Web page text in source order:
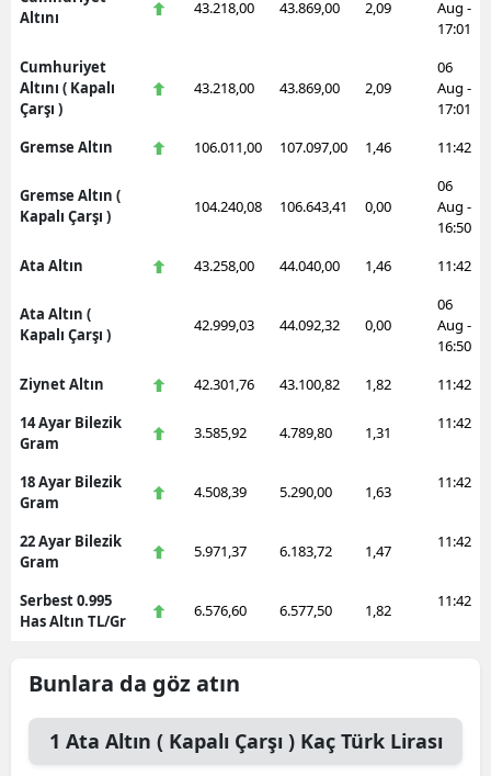
Siirt
Tekirdağ
Tokat
Şanlıurfa
Uşak
Van
Aksaray
Kırıkkale
Altını
43.218,00 43.869,00 2,09
Aug -
17:01
Cumhuriyet
Altını ( Kapalı
Çarşı )
43.218,00 43.869,00 2,09
06
Aug -
17:01
Gremse Altın
106.011,00 107.097,00 1,46 11:42
Gremse Altın (
Kapalı Çarşı )
104.240,08 106.643,41 0,00
06
Aug -
16:50
Ata Altın
43.258,00 44.040,00 1,46 11:42
Ata Altın (
Kapalı Çarşı )
42.999,03 44.092,32 0,00
06
Aug -
16:50
Ziynet Altın
42.301,76 43.100,82 1,82
11:42
14 Ayar Bilezik
Gram
3.585,92 4.789,80 1,31 11:42
18 Ayar Bilezik
Gram
4.508,39 5.290,00 1,63 11:42
22 Ayar Bilezik
Gram
5.971,37 6.183,72 1,47 11:42
Serbest 0.995
Has Altın TL/Gr
6.576,60 6.577,50 1,82 11:42
Bunlara da göz atın
1 Ata Altın ( Kapalı Çarşı )Kaç Türk Lirası